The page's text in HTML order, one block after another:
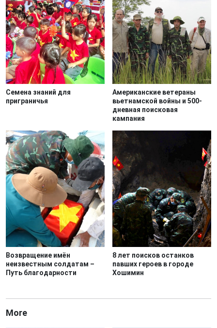
Семена знаний для
приграничья
Американские ветераны
вьетнамской войны и 500-
дневная поисковая
кампания
Возвращение имён
неизвестным солдатам –
Путь благодарности
8 лет поисков останков
павших героев в городе
Хошимин
More